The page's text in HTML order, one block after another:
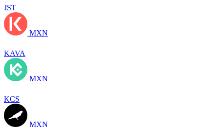
JST
MXN
KAVA
MXN
KCS
MXN